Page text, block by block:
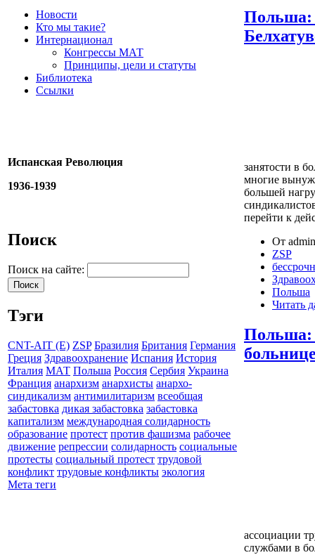
Новости
Кто мы такие?
Интернационал
Конгрессы МАТ
Принципы, цели и статуты
Библиотека
Ссылки
Испанская Революция
1936-1939
Поиск
Поиск на сайте:
Тэги
CNT-AIT (E) ZSP Бразилия Британия Германия
Греция Здравоохранение Испания История
Италия МАТ Польша Россия Сербия Украина
Франция анархизм анархисты анархо-
синдикализм антимилитаризм всеобщая
забастовка дикая забастовка забастовка
капитализм международная солидарность
образование протест против фашизма рабочее
движение репрессии солидарность социальные
протесты социальный протест трудовой
конфликт трудовые конфликты экология
Мета теги
Польша:
занятости в
многие
большей
перейти к
От
ZSP
Польша
Читать
Польша:
ассоциации
службами в